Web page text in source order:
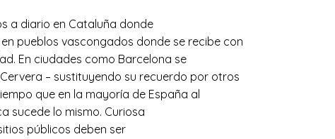
a diario en Cataluña donde
pueblos vascongados donde se recibe con
En ciudades como Barcelona se
– sustituyendo su recuerdo por otros
que en la mayoría de España al
sucede lo mismo. Curiosa
públicos deben ser